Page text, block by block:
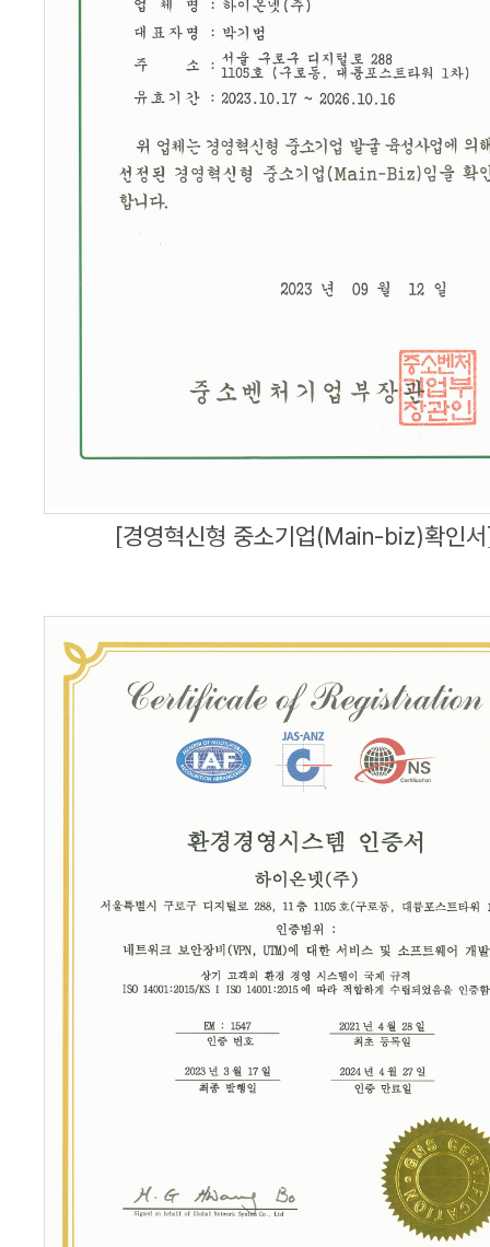
[경영혁신형 중소기업(Main-biz)확인